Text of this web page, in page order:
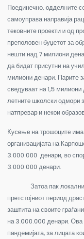
Поединечно, одделните
самоуправа направија
тековните проекти и од
преполовен буџетот за
нешти над 7 милиони
да бидат присутни на
милиони денари. Парите
сведуваат на 1,5
летните школски одмори
натпревар и некои
Кусење на трошоците има
организацијата на
3.000.000 денари, во
3.000.000 денари.
Затоа пак локалните
претстојниот период
заштита на своите
на 3.000.000 денари. Ова
пандемијата, за лицата